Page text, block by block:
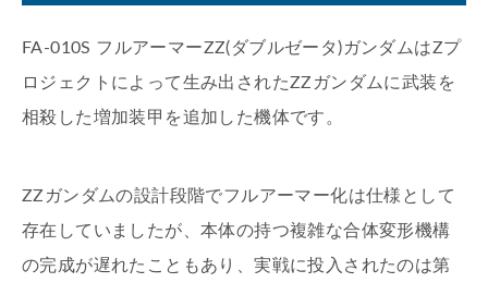
FA-010S フルアーマーZZ(ダブルゼータ)ガンダムはZプ
ロジェクトによって生み出されたZZガンダムに武装を
相殺した増加装甲を追加した機体です。
ZZガンダムの設計段階でフルアーマー化は仕様として
存在していましたが、本体の持つ複雑な合体変形機構
の完成が遅れたこともあり、実戦に投入されたのは第